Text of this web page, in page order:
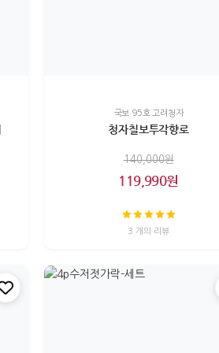
국보 95호 고려청자
청자칠보투각향로
140,000원
119,990원
3 개의 리뷰